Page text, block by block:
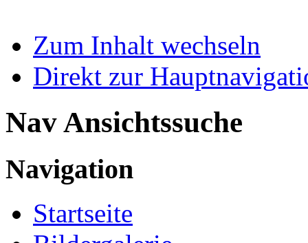
Zum Inhalt wechseln
Direkt zur
Nav Ansichtssuche
Navigation
Startseite